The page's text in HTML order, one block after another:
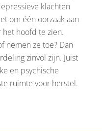
klachten
om één oorzaak aan
het hoofd te zien.
nemen ze toe? Dan
zinvol zijn. Juist
en psychische
ruimte voor herstel.